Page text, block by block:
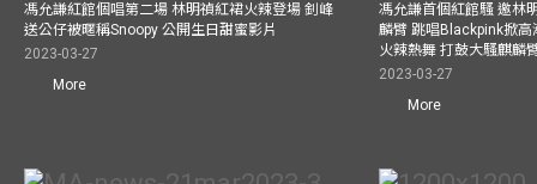
馮允謙紅館個唱第二場 林明禎紅裙火辣登場 釗峰
送公仔被暱稱Snoopy 公開生日甜蜜影片
2023-03-27
More
馮允謙首個紅館騷 邀林
麟臂 跳唱Blackpink掀
火辣熱舞 打鼓大騷麒麟
2023-03-27
More